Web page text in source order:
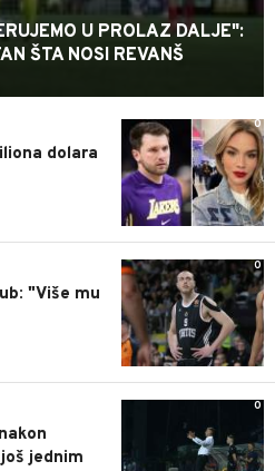
U PROLAZ DALJE":
ŠTA NOSI REVANŠ
0
dolara
0
"Više mu
0
jednim